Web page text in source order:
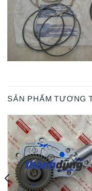
SẢN PHẨM TƯƠNG